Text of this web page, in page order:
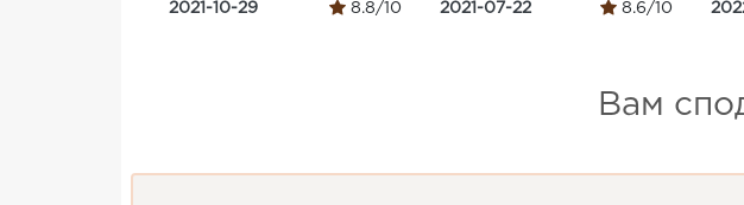
2021-10-29 8.8/10 2021-07-22 8.6/10
Вам